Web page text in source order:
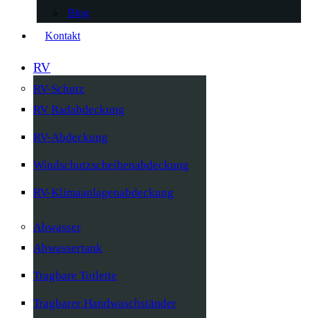
Blog
Kontakt
RV
RV-Schutz
RV Radabdeckung
RV-Abdeckung
Windschutzscheibenabdeckung
RV-Klimaanlagenabdeckung
Abwasser
Abwassertank
Tragbare Toilette
Tragbarer Handwaschständer